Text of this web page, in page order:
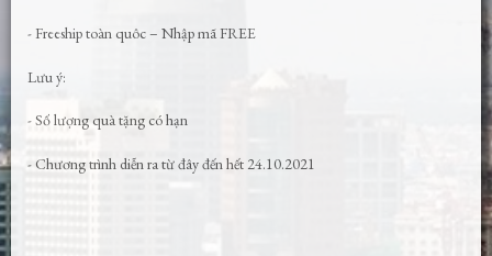
- Freeship toàn quôc – Nhập mã FREE
Lưu ý:
- Số lượng quà tặng có hạn
- Chương trình diễn ra từ đây đến hết 24.10.2021